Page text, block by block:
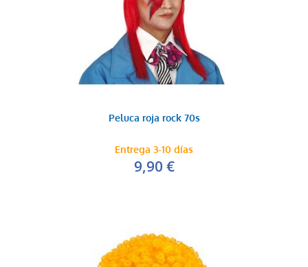
Peluca roja rock 70s
Entrega 3-10 días
9,90 €